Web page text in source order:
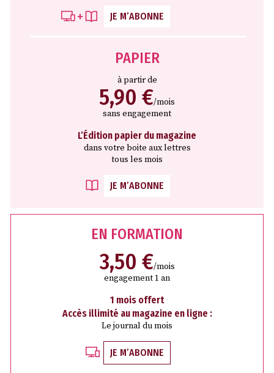
JE M’ABONNE
PAPIER
à partir de
5,90 €/mois
sans engagement
L’Édition papier du magazine
dans votre boite aux lettres
tous les mois
JE M’ABONNE
EN FORMATION
3,50 €/mois
engagement 1 an
1 mois offert
Accès illimité au magazine en ligne :
Le journal du mois
JE M’ABONNE